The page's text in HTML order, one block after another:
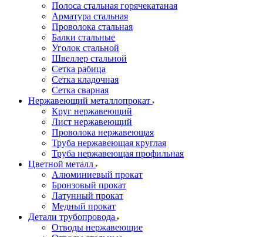
Полоса стальная горячекатаная
Арматура стальная
Проволока стальная
Балки стальные
Уголок стальной
Швеллер стальной
Сетка рабица
Сетка кладочная
Сетка сварная
Нержавеющий металлопрокат
Круг нержавеющий
Лист нержавеющий
Проволока нержавеющая
Труба нержавеющая круглая
Труба нержавеющая профильная
Цветной металл
Алюминиевый прокат
Бронзовый прокат
Латунный прокат
Медный прокат
Детали трубопровода
Отводы нержавеющие